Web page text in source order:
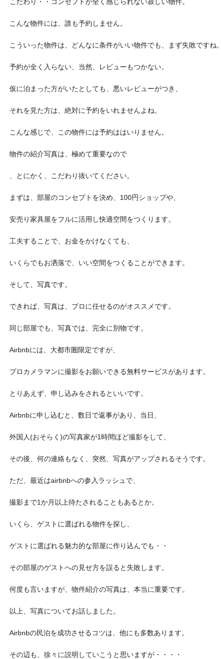
こんな物件には、誰も予約しません。
こういった物件は、どんなに条件がいい物件でも、まず失敗ですね
予約が全く入らない、当然、レビューもつかない。
仮に泊まった方がいたとしても、悪いレビューがつき、
それを見た方は、絶対に予約をいれませんよね。
こんな感じで、この物件には予約ははいりません。
物件の紹介写真は、極めて重要なので
、とにかく、こだわり抜いてください。
まずは、部屋のコンセプトを決め、100円ショップや、
安売り家具屋をフルに活用し快適空間をつくります。
工夫することで、お金をかけなくても、
いくらでもお洒落で、いい空間をつくることができます。
そして、写真です。
できれば、写真は、プロに任せるのがオススメです。
同じ部屋でも、写真では、完全に別物です。
Airbnbには、大都市圏限定ですが、
プロカメラマンに撮影をお願いできる無料サービスがあります。
とりあえず、申し込みをされるといいです。
Airbnbに申し込むと、数日で返事があり、当日、
外国人(おそらく)の写真家が1時間ほど撮影をして、
その後、何の連絡もなく、突然、写真がアップされるそうです。
ただ、最近はairbnbへの参入ラッシュで、
撮影まで1か月以上待たされることもあるとか。
いくら、ゲストに選ばれる物件を探し、
ゲストに選ばれる魅力的な部屋に作り込んでも・・
その部屋のゲストへの見せ方を誤ると失敗します。
何度も言いますが、物件紹介の写真は、本当に重要です。
以上、写真についてお話しました。
Airbnbの民泊を成功させるコツは、他にも多数あります。
その辺も、徐々に説明していこうと思いますが・・・・